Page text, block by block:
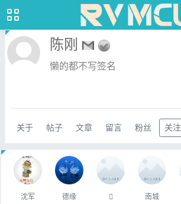
陈刚
懒的都不写签名
关于 帖子 文章 留言 粉丝 关注
沈军 德缘  南城